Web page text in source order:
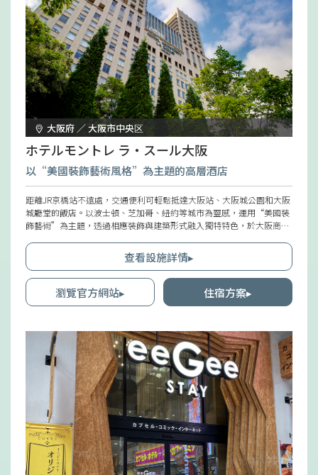
大阪府 ／ 大阪市中央区
ホテルモントレ ラ・スール大阪
以“美國裝飾藝術風格”為主題的高層酒店
距離JR京橋站不遠處，交通便利可輕鬆抵達大阪站、大阪城公園和大阪
城廳堂的飯店。以波士頓、芝加哥、紐約等城市為靈感，運用“美國裝
飾藝術”為主題，透過相應裝飾與建築形式融入獨特特色，於大阪商業
約摩登風格為基調，房間設計優質且典雅。部分房型可遠眺大阪市夜景
或位於奈良、大阪縣界上的生駒山風光。
查看設施詳情▸
瀏覽官方網站▸ 住宿方案▸